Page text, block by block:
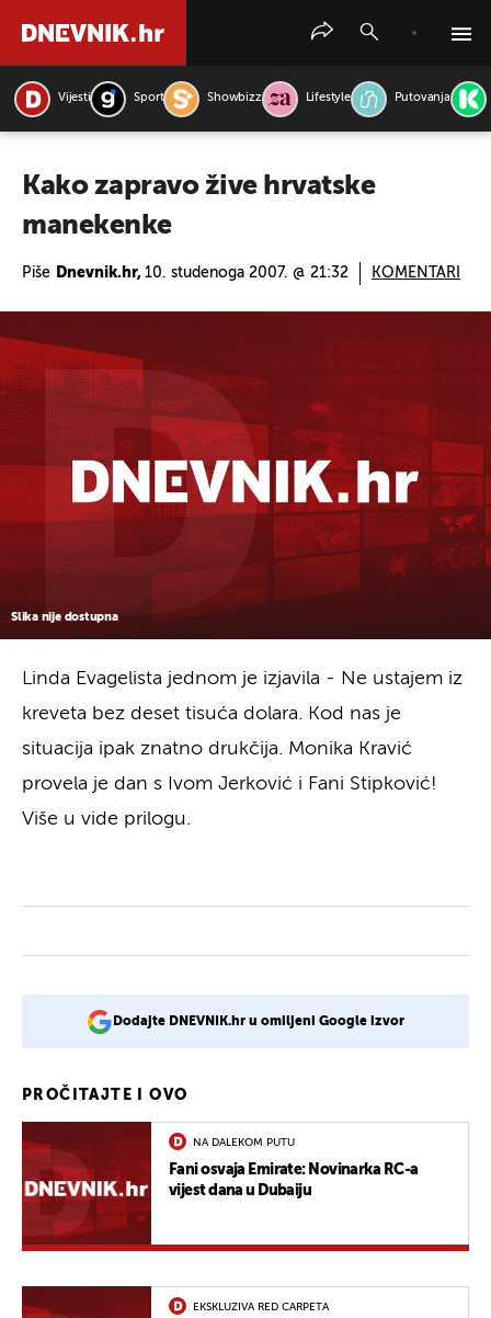
Vijesti Sport Showbizz Lifestyle Putovanja
Kako zapravo žive hrvatske
manekenke
Piše Dnevnik.hr, 10. studenoga 2007. @ 21:32 KOMENTARI
Slika nije dostupna
Linda Evagelista jednom je izjavila - Ne ustajem iz
kreveta bez deset tisuća dolara. Kod nas je
situacija ipak znatno drukčija. Monika Kravić
provela je dan s Ivom Jerković i Fani Stipković!
Više u vide prilogu.
Dodajte DNEVNIK.hr u omiljeni Google izvor
PROČITAJTE I OVO
NA DALEKOM PUTU
Fani osvaja Emirate: Novinarka RC-a
vijest dana u Dubaiju
EKSKLUZIVA RED CARPETA
PRETRAŽITE VIJESTI